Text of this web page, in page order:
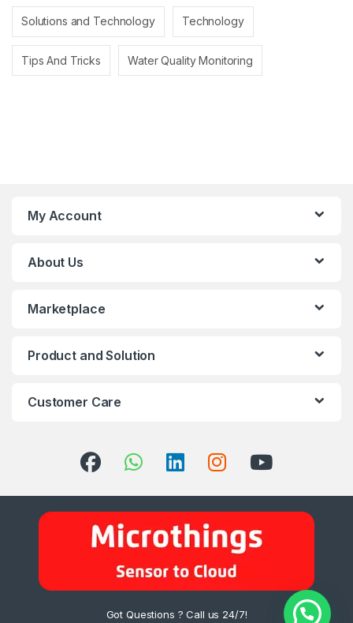
Solutions and Technology Technology
Tips And Tricks Water Quality Monitoring
My Account
About Us
Marketplace
Product and Solution
Customer Care
Got Questions ? Call us 24/7!